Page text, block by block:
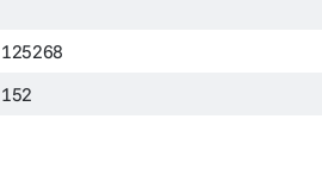
125268
152